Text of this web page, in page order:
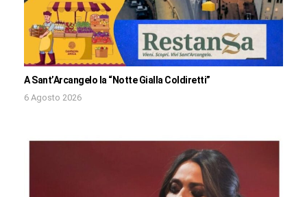
A Sant’Arcangelo la “Notte Gialla Coldiretti”
6 Agosto 2026